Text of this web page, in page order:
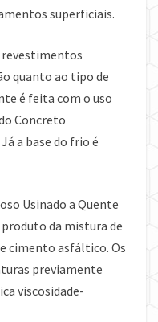
superficiais.
revestimentos
quanto ao tipo de
é feita com o uso
Concreto
a base do frio é
Usinado a Quente
da mistura de
cimento asfáltico. Os
previamente
viscosidade-